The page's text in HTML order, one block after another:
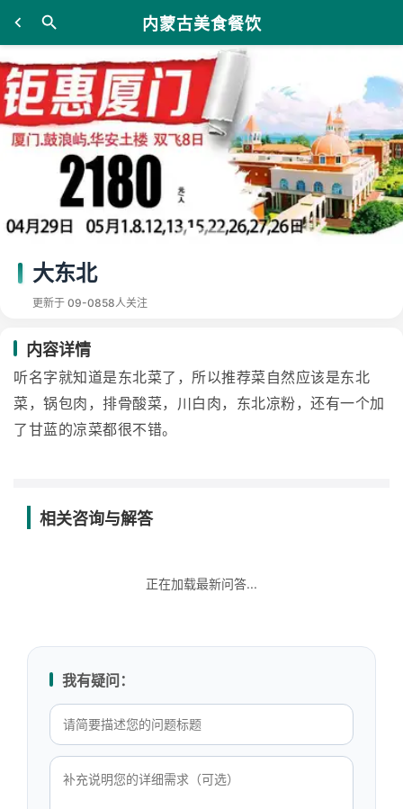
内蒙古美食餐饮
大东北
更新于 09-0858人关注
内容详情
听名字就知道是东北菜了，所以推荐菜自然应该是东北
菜，锅包肉，排骨酸菜，川白肉，东北凉粉，还有一个加
了甘蓝的凉菜都很不错。
相关咨询与解答
正在加载最新问答...
我有疑问：